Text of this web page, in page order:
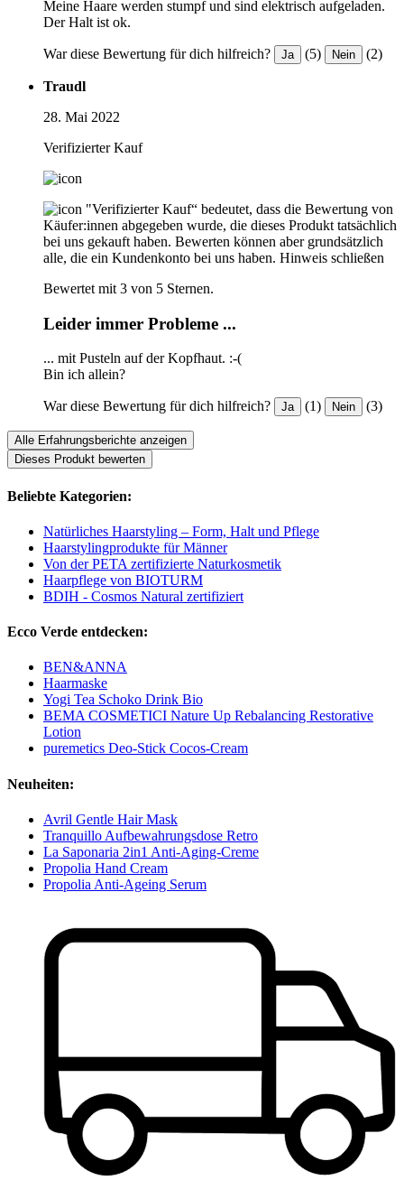
Meine Haare werden stumpf und sind elektrisch aufgeladen.
Der Halt ist ok.
War diese Bewertung für dich hilfreich? Ja (5) Nein (2)
Traudl
28. Mai 2022
Verifizierter Kauf
"Verifizierter Kauf“ bedeutet, dass die Bewertung von
Käufer:innen abgegeben wurde, die dieses Produkt tatsächlich
bei uns gekauft haben. Bewerten können aber grundsätzlich
alle, die ein Kundenkonto bei uns haben. Hinweis schließen
Bewertet mit 3 von 5 Sternen.
Leider immer Probleme ...
... mit Pusteln auf der Kopfhaut. :-(
Bin ich allein?
War diese Bewertung für dich hilfreich? Ja (1) Nein (3)
Alle Erfahrungsberichte anzeigen
Dieses Produkt bewerten
Beliebte Kategorien:
Natürliches Haarstyling – Form, Halt und Pflege
Haarstylingprodukte für Männer
Von der PETA zertifizierte Naturkosmetik
Haarpflege von BIOTURM
BDIH - Cosmos Natural zertifiziert
Ecco Verde entdecken:
BEN&ANNA
Haarmaske
Yogi Tea Schoko Drink Bio
BEMA COSMETICI Nature Up Rebalancing Restorative
Lotion
puremetics Deo-Stick Cocos-Cream
Neuheiten:
Avril Gentle Hair Mask
Tranquillo Aufbewahrungsdose Retro
La Saponaria 2in1 Anti-Aging-Creme
Propolia Hand Cream
Propolia Anti-Ageing Serum